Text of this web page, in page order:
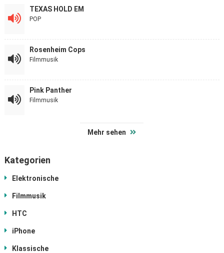
TEXAS HOLD EM
POP
Rosenheim Cops
Filmmusik
Pink Panther
Filmmusik
Mehr sehen
Kategorien
Elektronische
Filmmusik
HTC
iPhone
Klassische